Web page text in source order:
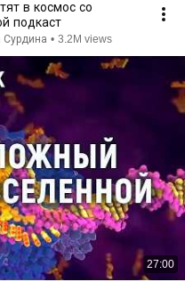
в космос со
подкаст
Сурдина • 3.2M views
27:00